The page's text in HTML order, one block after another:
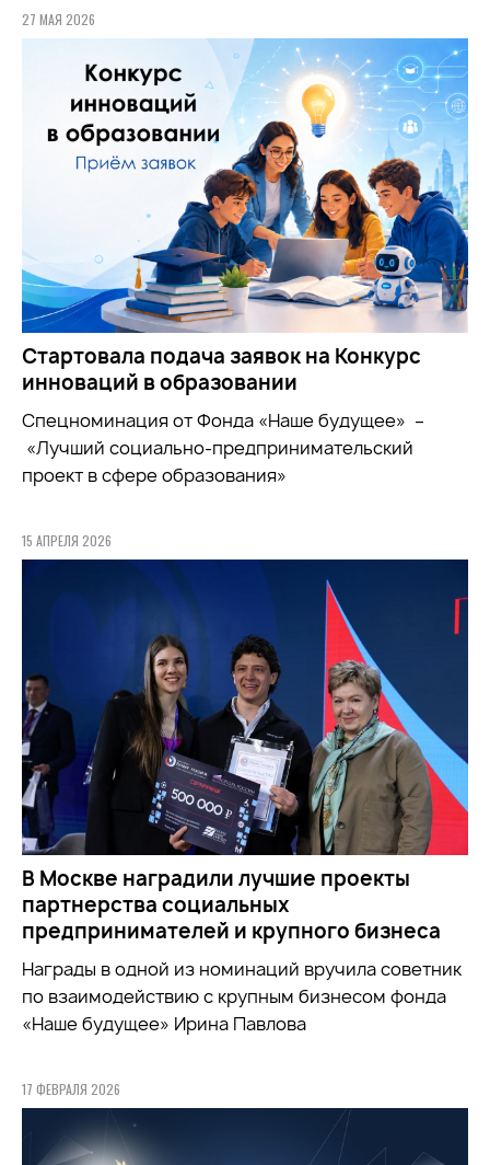
27 МАЯ 2026
Стартовала подача заявок на Конкурс
инноваций в образовании
Спецноминация от Фонда «Наше будущее» –
«Лучший социально-предпринимательский
проект в сфере образования»
15 АПРЕЛЯ 2026
В Москве наградили лучшие проекты
партнерства социальных
предпринимателей и крупного бизнеса
Награды в одной из номинаций вручила советник
по взаимодействию с крупным бизнесом фонда
«Наше будущее» Ирина Павлова
17 ФЕВРАЛЯ 2026